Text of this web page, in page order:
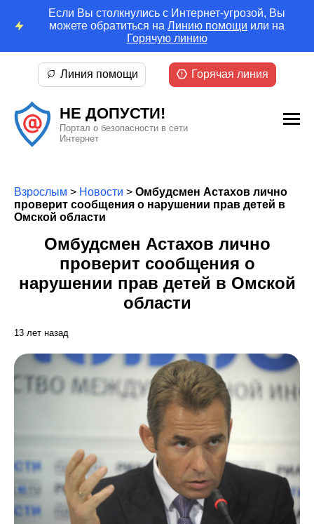
Если Вы столкнулись с Интернет-угрозой, Вы
можете обратиться на Линию помощи или на
Горячую линию
НЕ ДОПУСТИ!
Портал о безопасности в сети
Интернет
Линия помощи Горячая линия
Взрослым > Новости > Омбудсмен Астахов лично
проверит сообщения о нарушении прав детей в
Омской области
Омбудсмен Астахов лично
проверит сообщения о
нарушении прав детей в Омской
области
13 лет назад